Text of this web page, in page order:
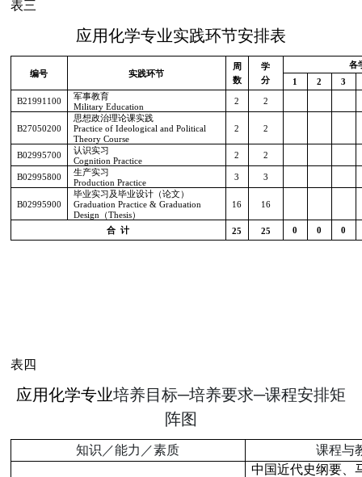
表三
应用化学专业实践环节安排表
编号 实践环节
周
数
学
分
各
1
2
3
B21991100
军事教育
Military Education
2 2
B27050200
思想政治理论课实践
Practice of Ideological and Political
Theory Course
2 2
B02995700
认识实习
Cognition Practice
2 2
B02995800
生产实习
Production Practice
3 3
B02995900
毕业实习及毕业设计（论文）
Graduation Practice & Graduation
Design （Thesis）
16 16
合 计 25 25 0 0 0
表四
应用化学专业培养目标─培养要求─课程安排矩
阵图
知识／能力／素质 课程与
中国近代史纲要、